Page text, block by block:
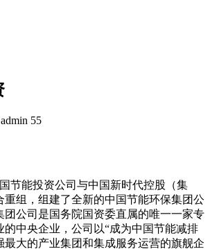
admin 55
节能投资公司与中国新时代控股（集
重组，组建了全新的中国节能环保集团公
团公司是国务院国资委直属的唯一一家专
的中央企业，公司以“成为中国节能减排
最大的产业集团和集成服务运营的旗舰企